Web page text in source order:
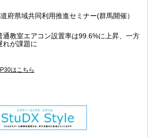
府県域共同利用推進セミナー(群馬開催）
通教室エアコン設置率は99.6%に上昇、一方
れが課題に
はこちら